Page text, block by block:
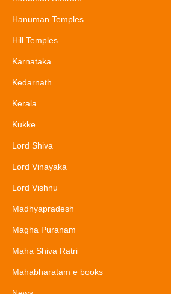
Hanuman Temples
Hill Temples
Karnataka
Kedarnath
Kerala
Kukke
Lord Shiva
Lord Vinayaka
Lord Vishnu
Madhyapradesh
Magha Puranam
Maha Shiva Ratri
Mahabharatam e books